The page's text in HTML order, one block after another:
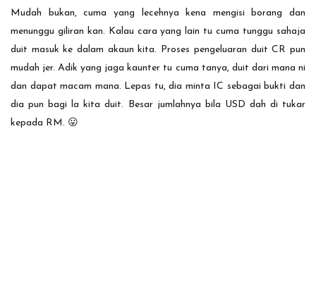
Mudah bukan, cuma yang lecehnya kena mengisi borang dan
menunggu giliran kan. Kalau cara yang lain tu cuma tunggu sahaja
duit masuk ke dalam akaun kita. Proses pengeluaran duit CR pun
mudah jer. Adik yang jaga kaunter tu cuma tanya, duit dari mana ni
dan dapat macam mana. Lepas tu, dia minta IC sebagai bukti dan
dia pun bagi la kita duit. Besar jumlahnya bila USD dah di tukar
kepada RM. 😛